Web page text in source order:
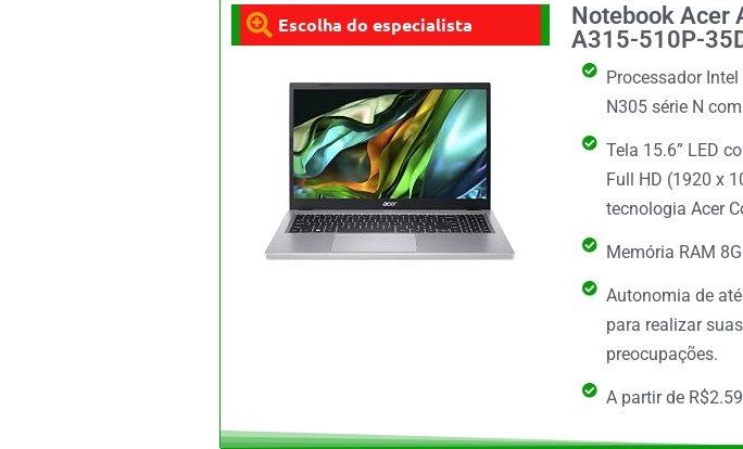
Escolha do especialista
Notebook Acer
A315-510P-
Processador Intel
N305 série N
Tela 15.6” LED
Full HD (1920 x
tecnologia Acer
Memória RAM
Autonomia de
para realizar
preocupações.
A partir de